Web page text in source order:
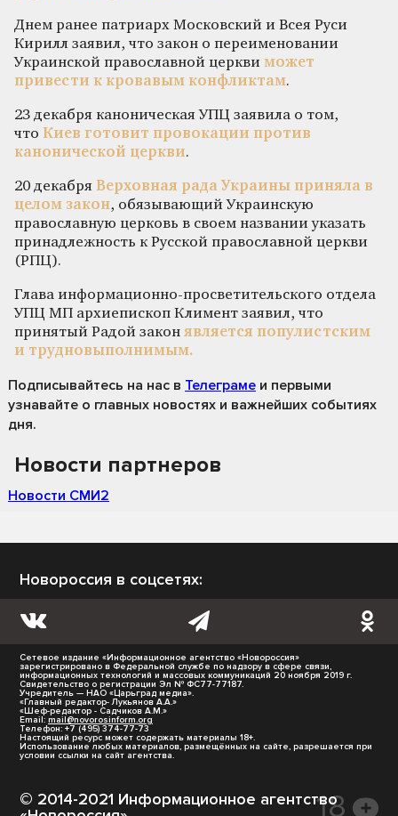
Днем ранее патриарх Московский и Всея Руси
Кирилл заявил, что закон о переименовании
Украинской православной церкви может
привести к кровавым конфликтам.
23 декабря каноническая УПЦ заявила о том,
что Киев готовит провокации против
канонической церкви.
20 декабря Верховная рада Украины приняла в
целом закон, обязывающий Украинскую
православную церковь в своем названии указать
принадлежность к Русской православной церкви
(РПЦ).
Глава информационно-просветительского отдела
УПЦ МП архиепископ Климент заявил, что
принятый Радой закон является популистским
и трудновыполнимым.
Подписывайтесь на нас в Телеграме и первыми
узнавайте о главных новостях и важнейших событиях
дня.
Новости партнеров
Новости СМИ2
Новороссия в соцсетях:
Сетевое издание «Информационное агентство «Новороссия»
зарегистрировано в Федеральной службе по надзору в сфере связи,
информационных технологий и массовых коммуникаций 20 ноября 2019 г.
Свидетельство о регистрации Эл № ФС77-77187.
Учредитель — НАО «Царьград медиа».
«Главный редактор- Лукьянов А.А.»
«Шеф-редактор - Садчиков А.М.»
Email: mail@novorosinform.org
Телефон: +7 (495) 374-77-73
Настоящий ресурс может содержать материалы 18+.
Использование любых материалов, размещённых на сайте, разрешается при
условии ссылки на сайт агентства.
© 2014-2021 Информационное агентство